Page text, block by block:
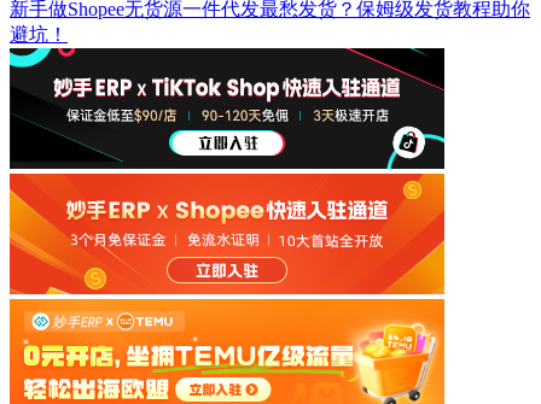
新手做Shopee无货源一件代发最愁发货？保姆级发货教程助你
避坑！